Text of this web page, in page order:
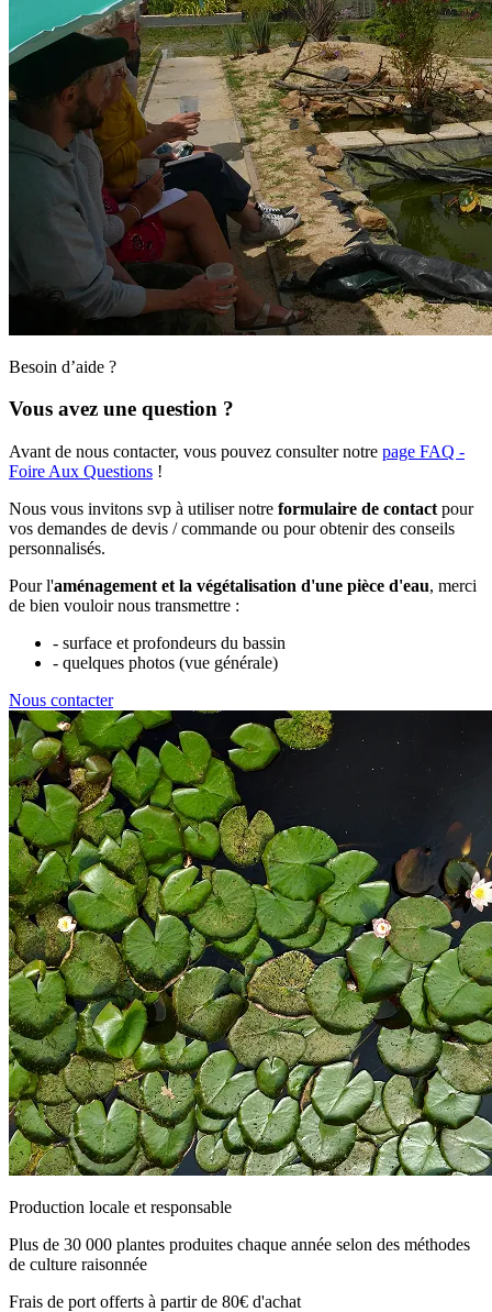
Besoin d’aide ?
Vous avez une question ?
Avant de nous contacter, vous pouvez consulter notre page FAQ -
Foire Aux Questions !
Nous vous invitons svp à utiliser notre formulaire de contact pour
vos demandes de devis / commande ou pour obtenir des conseils
personnalisés.
Pour l'aménagement et la végétalisation d'une pièce d'eau, merci
de bien vouloir nous transmettre :
- surface et profondeurs du bassin
- quelques photos (vue générale)
Nous contacter
Production locale et responsable
Plus de 30 000 plantes produites chaque année selon des méthodes
de culture raisonnée
Frais de port offerts à partir de 80€ d'achat